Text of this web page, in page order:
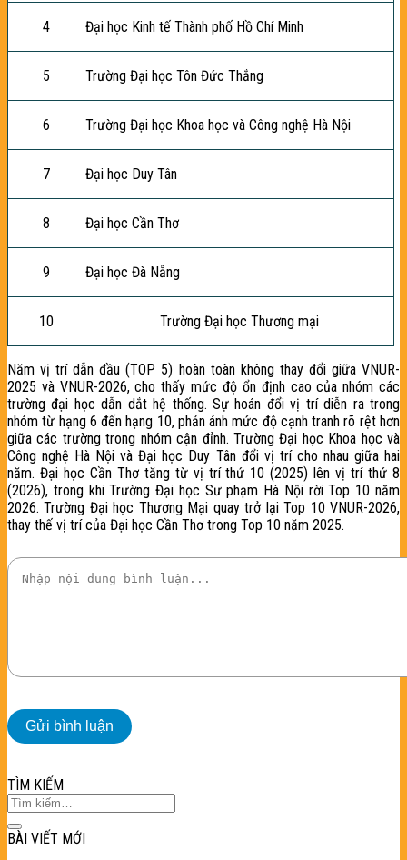
4 Đại học Kinh tế Thành phố Hồ Chí Minh
5 Trường Đại học Tôn Đức Thắng
6 Trường Đại học Khoa học và Công nghệ Hà Nội
7 Đại học Duy Tân
8 Đại học Cần Thơ
9 Đại học Đà Nẵng
10 Trường Đại học Thương mại
Năm vị trí dẫn đầu (TOP 5) hoàn toàn không thay đổi giữa VNUR-
2025 và VNUR-2026, cho thấy mức độ ổn định cao của nhóm các
trường đại học dẫn dắt hệ thống. Sự hoán đổi vị trí diễn ra trong
nhóm từ hạng 6 đến hạng 10, phản ánh mức độ cạnh tranh rõ rệt hơn
giữa các trường trong nhóm cận đỉnh. Trường Đại học Khoa học và
Công nghệ Hà Nội và Đại học Duy Tân đổi vị trí cho nhau giữa hai
năm. Đại học Cần Thơ tăng từ vị trí thứ 10 (2025) lên vị trí thứ 8
(2026), trong khi Trường Đại học Sư phạm Hà Nội rời Top 10 năm
2026. Trường Đại học Thương Mại quay trở lại Top 10 VNUR-2026,
thay thế vị trí của Đại học Cần Thơ trong Top 10 năm 2025.
TÌM KIẾM
BÀI VIẾT MỚI